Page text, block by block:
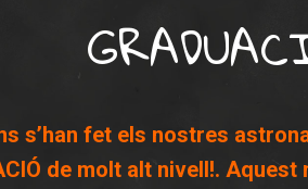
s’han fet els nostres
de molt alt nivell!.